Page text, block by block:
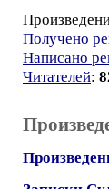
Получено
Написано
Читателей: